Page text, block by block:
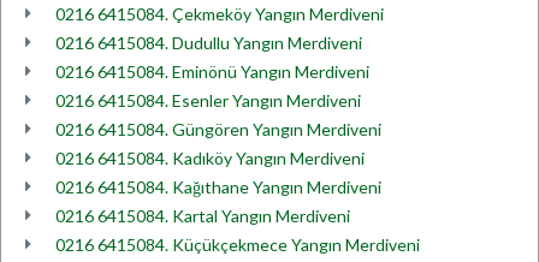
0216 6415084. Çekmeköy Yangın Merdiveni
0216 6415084. Dudullu Yangın Merdiveni
0216 6415084. Eminönü Yangın Merdiveni
0216 6415084. Esenler Yangın Merdiveni
0216 6415084. Güngören Yangın Merdiveni
0216 6415084. Kadıköy Yangın Merdiveni
0216 6415084. Kağıthane Yangın Merdiveni
0216 6415084. Kartal Yangın Merdiveni
0216 6415084. Küçükçekmece Yangın Merdiveni